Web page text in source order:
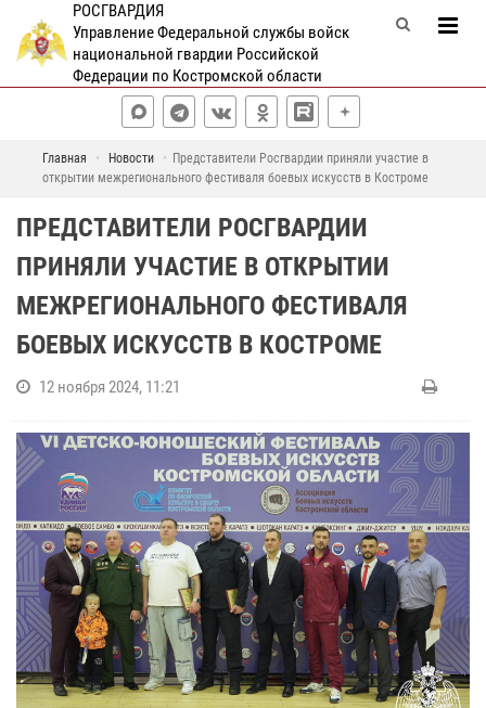
РОСГВАРДИЯ
Управление Федеральной службы войск
национальной гвардии Российской
Федерации по Костромской области
Главная Новости
Представители Росгвардии приняли участие в
открытии межрегионального фестиваля боевых искусств в Костроме
ПРЕДСТАВИТЕЛИ РОСГВАРДИИ
ПРИНЯЛИ УЧАСТИЕ В ОТКРЫТИИ
МЕЖРЕГИОНАЛЬНОГО ФЕСТИВАЛЯ
БОЕВЫХ ИСКУССТВ В КОСТРОМЕ
12 ноября 2024, 11:21